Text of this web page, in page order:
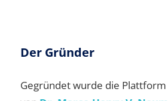
Der Gründer
Gegründet wurde die Plattform